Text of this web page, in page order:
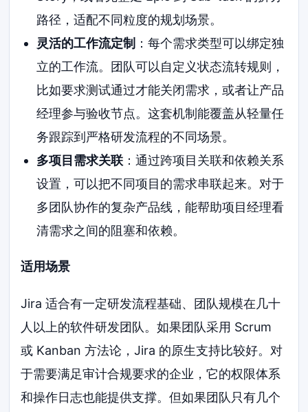
路径，适配不同粒度的规划场景。
灵活的工作流定制 ：每个需求类型可以绑定独
立的工作流。团队可以自定义状态流转规则，
比如要求测试通过才能关闭需求，或者让产品
经理参与验收节点。这套机制能覆盖从轻量任
务跟踪到严格研发流程的不同场景。
多项目需求关联：通过跨项目关联和依赖关系
设置，可以把不同项目的需求串联起来。对于
多团队协作的复杂产品线，能帮助项目经理看
清需求之间的阻塞和依赖。
适用场景
Jira 适合有一定研发流程基础、团队规模在几十
人以上的软件研发团队。如果团队采用 Scrum
或 Kanban 方法论，Jira 的原生支持比较好。对
于需要满足审计合规要求的企业，它的权限体系
和操作日志也能提供支撑。但如果团队只有几个